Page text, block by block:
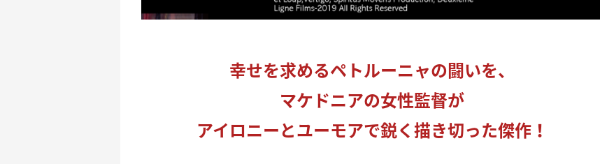
幸せを求めるペトルーニャの闘いを、
マケドニアの女性監督が
アイロニーとユーモアで鋭く描き切った傑作！